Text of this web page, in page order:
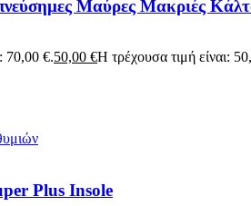
Μαύρες Μακριές
70,00 €.50,00 €Η τρέχουσα τιμή είναι:
Plus Insole